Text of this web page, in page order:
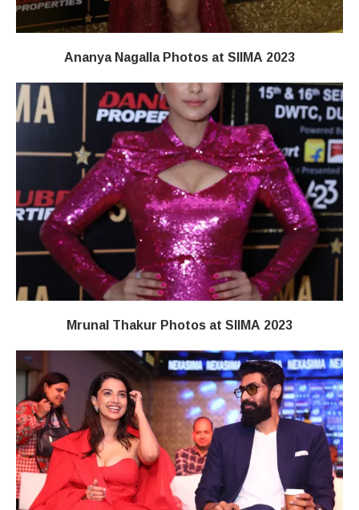
Ananya Nagalla Photos at SIIMA 2023
Mrunal Thakur Photos at SIIMA 2023